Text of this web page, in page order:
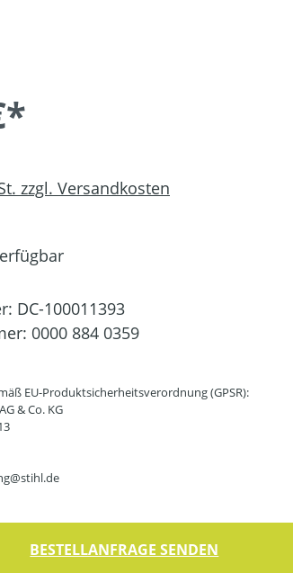
zzgl. Versandkosten
DC-100011393
0000 884 0359
EU-Produktsicherheitsverordnung (GPSR):
& Co. KG
BESTELLANFRAGE SENDEN